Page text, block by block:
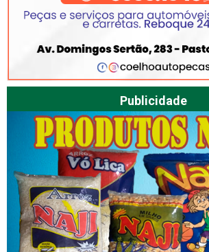
Publicidade